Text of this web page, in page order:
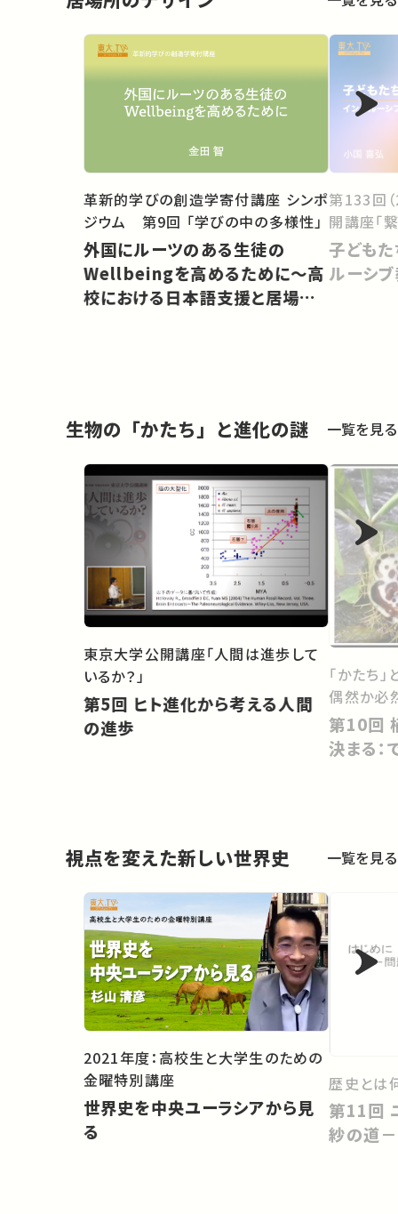
革新的学びの創造学寄付講座 シンポ
ジウム 第9回 「学びの中の多様性」
外国にルーツのある生徒の
Wellbeingを高めるために〜高
校における日本語支援と居場所
第133回
開講座「
子ども
ルーシ
生物の「かたち」と進化の謎 一覧を見る
東京大学公開講座「人間は進歩して
いるか？」
第5回 ヒト進化から考える人間
の進歩
「かたち
偶然か必
第10回 植物の＜見かけ＞はどう
決まる：
視点を変えた新しい世界史 一覧を見る
2021年度：高校生と大学生のための
金曜特別講座
世界史を中央ユーラシアから見
る
歴史とは
第11回 ユーラシア東西交易と更
紗の道